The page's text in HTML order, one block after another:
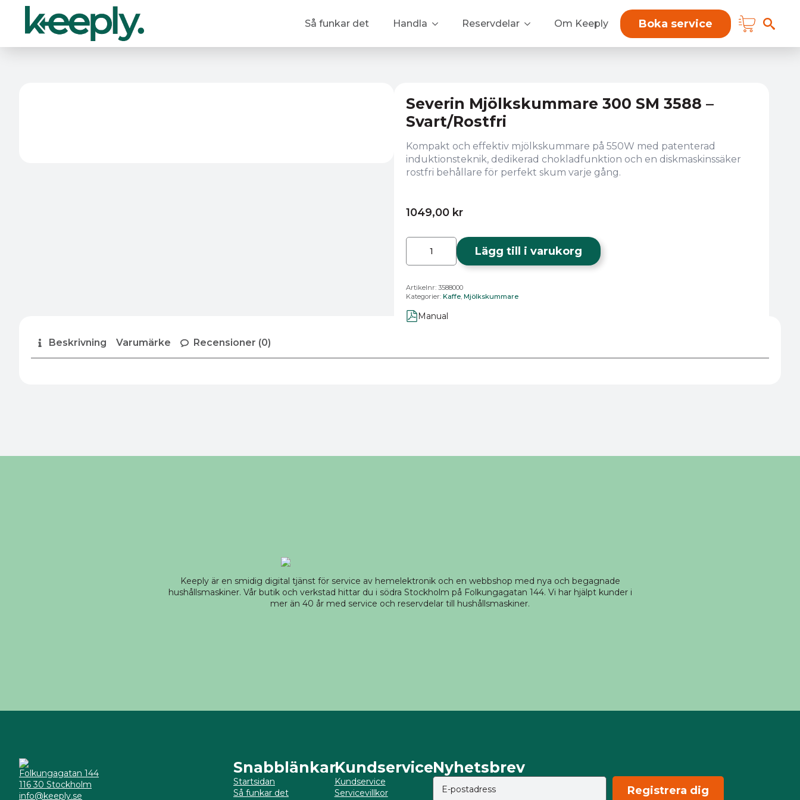
Så funkar det Handla Reservdelar Om Keeply Boka service
Severin Mjölkskummare 300 SM 3588 –
Svart/Rostfri
Kompakt och effektiv mjölkskummare på 550W med patenterad
induktionsteknik, dedikerad chokladfunktion och en diskmaskinssäker
rostfri behållare för perfekt skum varje gång.
1049,00 kr
Severin
Mjölkskummare
SM
Svart/Rostfri
mängd
Lägg till i varukorg
Artikelnr: 3588000
Kategorier: Kaffe, Mjölkskummare
Manual
Beskrivning Varumärke Recensioner (0)
Keeply är en smidig digital tjänst för service av hemelektronik och en webbshop med nya och begagnade
hushållsmaskiner. Vår butik och verkstad hittar du i södra Stockholm på Folkungagatan 144. Vi har hjälpt kunder i
mer än 40 år med service och reservdelar till hushållsmaskiner.
Folkungagatan 144
116 30 Stockholm
info@keeply.se
Snabblänkar
Startsidan
Så funkar det
Kundservice
Kundservice
Servicevillkor
Nyhetsbrev
Registrera dig